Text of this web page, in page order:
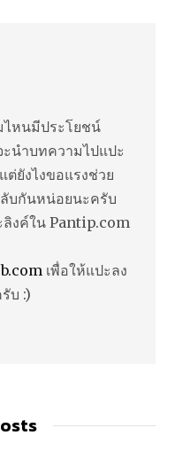
ไหนมีประโยชน์
นำบทความไปแปะ
ยังไงขอแรงช่วย
บกันหน่อยนะครับ
ลิงค์ใน Pantip.com
เพื่อให้แปะลง
บ :)